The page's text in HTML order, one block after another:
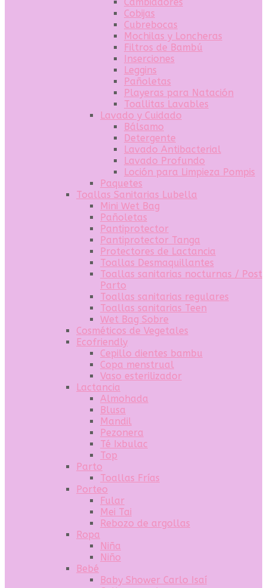
Cobijas
Cubrebocas
Mochilas y Loncheras
Filtros de Bambú
Inserciones
Leggins
Pañoletas
Playeras para Natación
Toallitas Lavables
Lavado y Cuidado
Bálsamo
Detergente
Lavado Antibacterial
Lavado Profundo
Loción para Limpieza Pompis
Paquetes
Toallas Sanitarias Lubella
Mini Wet Bag
Pañoletas
Pantiprotector
Pantiprotector Tanga
Protectores de Lactancia
Toallas Desmaquillantes
Toallas sanitarias nocturnas / Post
Parto
Toallas sanitarias regulares
Toallas sanitarias Teen
Wet Bag Sobre
Cosméticos de Vegetales
Ecofriendly
Cepillo dientes bambu
Copa menstrual
Vaso esterilizador
Lactancia
Almohada
Blusa
Mandil
Pezonera
Té Ixbulac
Top
Parto
Toallas Frías
Porteo
Fular
Mei Tai
Rebozo de argollas
Ropa
Niña
Niño
Bebé
Baby Shower Carlo Isaí